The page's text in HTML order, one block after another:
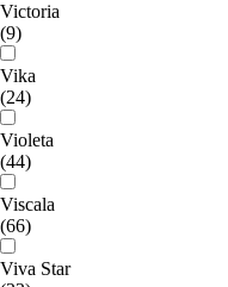
Victoria
(9)
Vika
(24)
Violeta
(44)
Viscala
(66)
Viva Star